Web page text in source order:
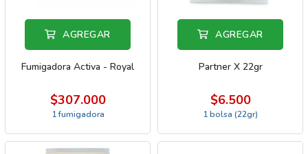
AGREGAR
Fumigadora Activa - Royal
$307.000
1 fumigadora
AGREGAR
Partner X 22gr
$6.500
1 bolsa (22gr)